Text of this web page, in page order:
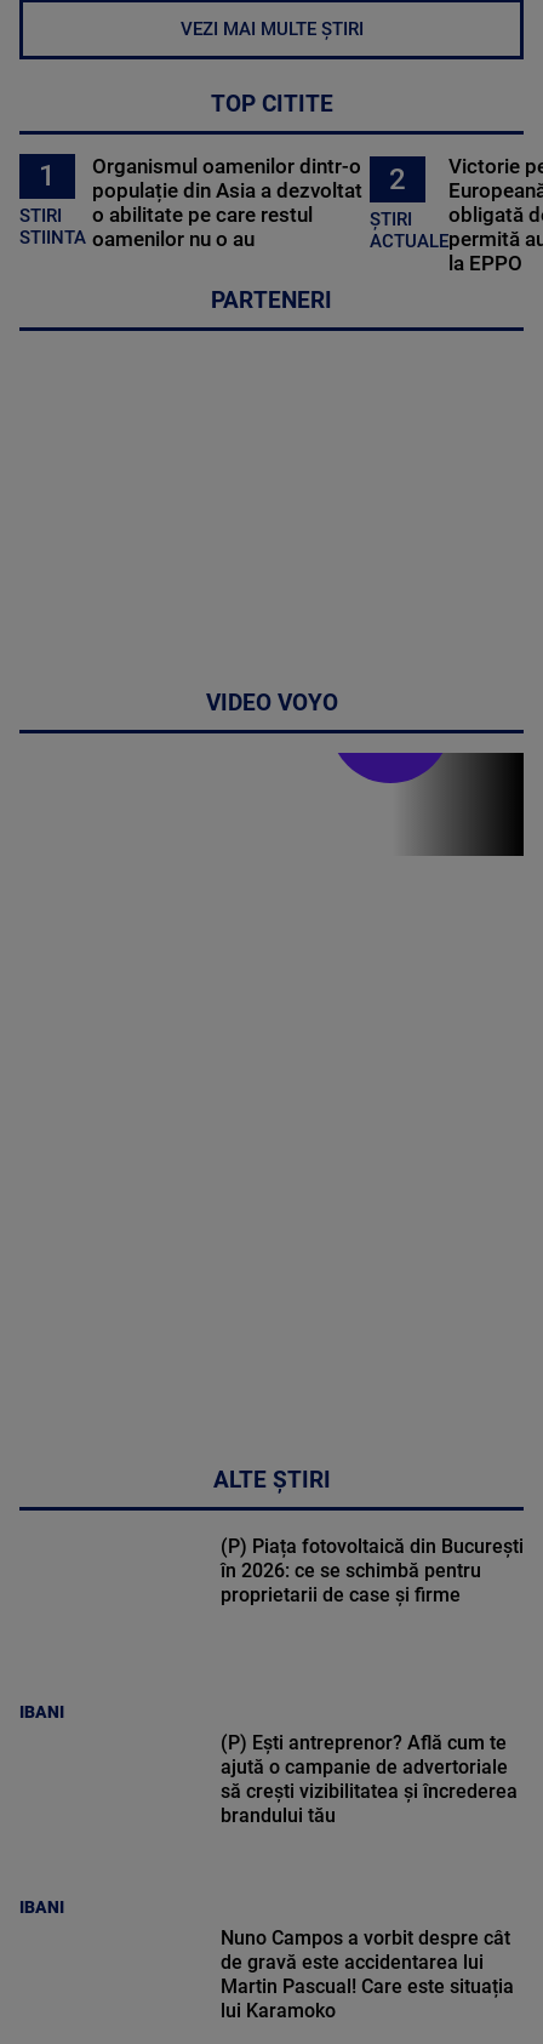
VEZI MAI MULTE ȘTIRI
TOP CITITE
1
STIRI
STIINTA
Organismul oamenilor dintr-o
populație din Asia a dezvoltat
o abilitate pe care restul
oamenilor nu o au
2
ȘTIRI
ACTUALE
Victorie
obligată
permită
la EPPO
PARTENERI
VIDEO VOYO
Stirile PRO TV
ALTE ȘTIRI
IBANI
(P) Piața fotovoltaică din București
în 2026: ce se schimbă pentru
proprietarii de case și firme
IBANI
(P) Ești antreprenor? Află cum te
ajută o campanie de advertoriale
să crești vizibilitatea și încrederea
brandului tău
Nuno Campos a vorbit despre cât
de gravă este accidentarea lui
Martin Pascual! Care este situația
lui Karamoko